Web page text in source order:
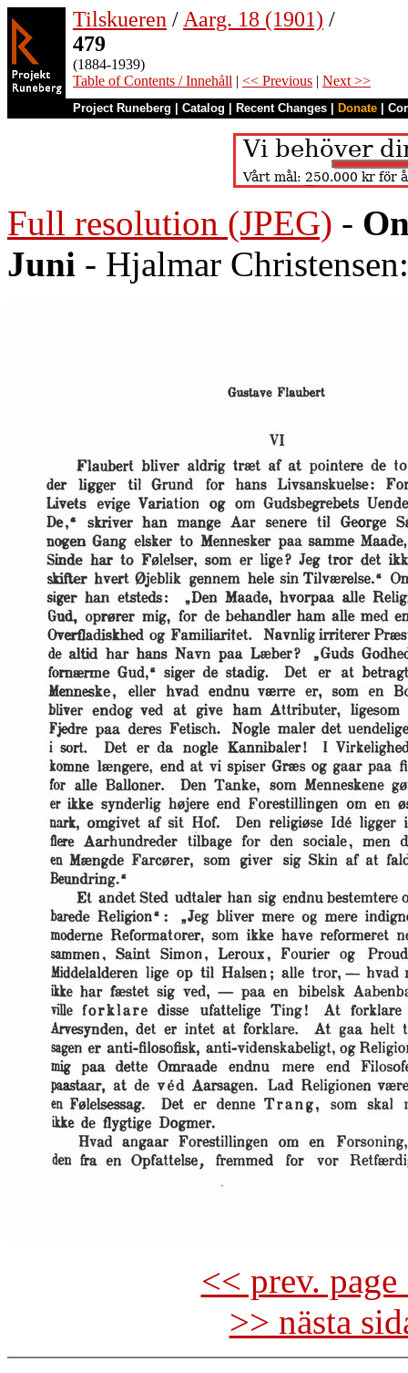
Tilskueren / Aarg. 18 (1901) /
479
(1884-1939)
Table of Contents / Innehåll | << Previous | Next >>
Project Runeberg Catalog Recent Changes Donate
Full resolution (JPEG) -
Juni - Hjalmar
<< prev.
>> nästa